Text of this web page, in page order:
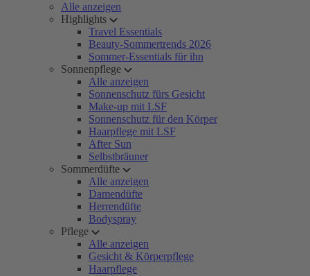
Alle anzeigen
Highlights
Travel Essentials
Beauty-Sommertrends 2026
Sommer-Essentials für ihn
Sonnenpflege
Alle anzeigen
Sonnenschutz fürs Gesicht
Make-up mit LSF
Sonnenschutz für den Körper
Haarpflege mit LSF
After Sun
Selbstbräuner
Sommerdüfte
Alle anzeigen
Damendüfte
Herrendüfte
Bodyspray
Pflege
Alle anzeigen
Gesicht & Körperpflege
Haarpflege